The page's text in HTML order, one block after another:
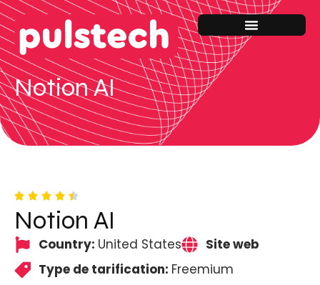
Notion AI
Notion AI
Country: United States
Site web
Type de tarification: Freemium